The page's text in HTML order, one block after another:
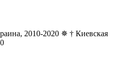
2010-2020 ✵ † Киевская